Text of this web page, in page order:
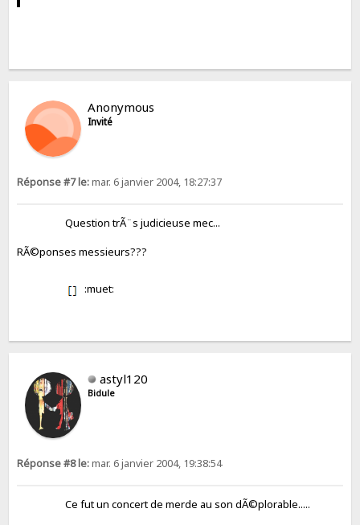
Anonymous
Invité
Réponse #7 le:mar. 6 janvier 2004, 18:27:37
Question trÃ¨s judicieuse mec...
RÃ©ponses messieurs???
:muet:
astyl120
Bidule
Réponse #8 le:mar. 6 janvier 2004, 19:38:54
Ce fut un concert de merde au son dÃ©plorable.....